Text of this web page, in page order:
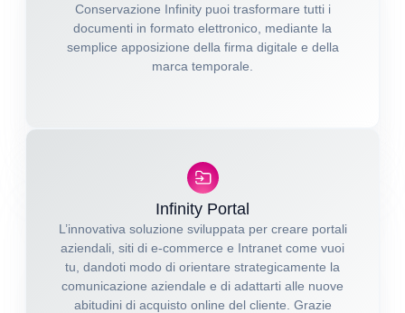
Conservazione Infinity puoi trasformare tutti i
documenti in formato elettronico, mediante la
semplice apposizione della firma digitale e della
marca temporale.
Infinity Portal
L’innovativa soluzione sviluppata per creare portali
aziendali, siti di e-commerce e Intranet come vuoi
tu, dandoti modo di orientare strategicamente la
comunicazione aziendale e di adattarti alle nuove
abitudini di acquisto online del cliente. Grazie